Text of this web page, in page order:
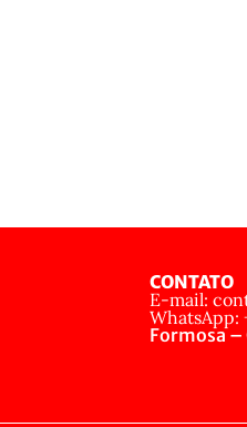
CONTATO
E-mail:
WhatsApp:
Formosa –